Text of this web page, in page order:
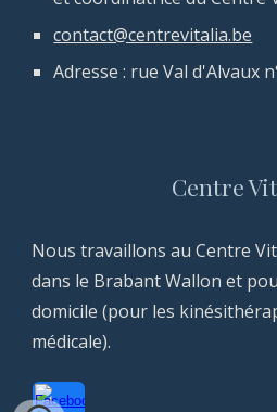
contact@centrevitalia.be
Adresse : rue Val d'Alvaux
Centre
Nous travaillons au Centre
dans le Brabant Wallon et
domicile (pour les
médicale).